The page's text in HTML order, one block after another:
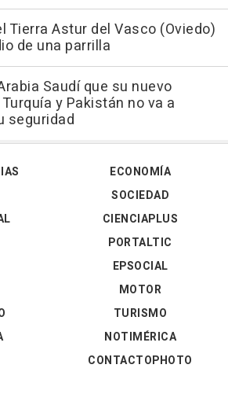
Tierra Astur del Vasco (Oviedo)
de una parrilla
Saudí que su nuevo
y Pakistán no va a
seguridad
ECONOMÍA
SOCIEDAD
CIENCIAPLUS
PORTALTIC
EPSOCIAL
MOTOR
TURISMO
NOTIMÉRICA
CONTACTOPHOTO